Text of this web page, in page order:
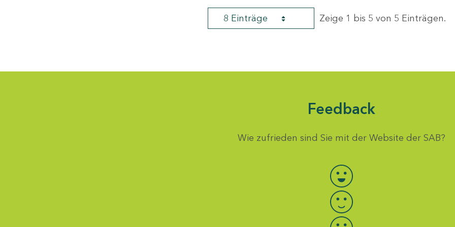
8 Einträge Zeige 1 bis 5 von 5 Einträgen.
Feedback
Wie zufrieden sind Sie mit der Website der SAB?
Bewertung auswählen